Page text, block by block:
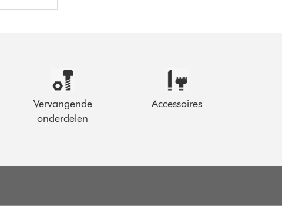
Vervangende
onderdelen
Accessoires